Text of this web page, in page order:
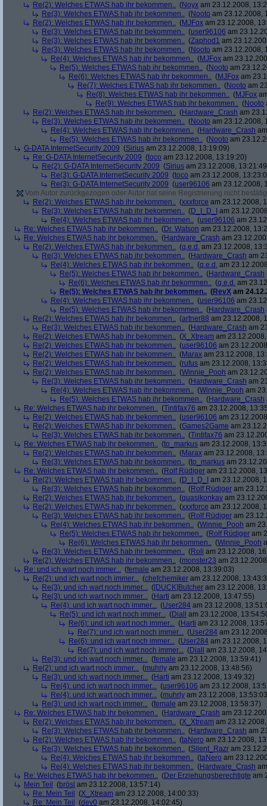
Re(2): Welches ETWAS hab ihr bekommen.. (Noyx am 23.12.2008,
Re(3): Welches ETWAS hab ihr bekommen.. (Nooto am 23.12.2008,
Re(2): Welches ETWAS hab ihr bekommen.. (MJFox am 23.12.2008,
Re(3): Welches ETWAS hab ihr bekommen.. (user96106 am
Re(3): Welches ETWAS hab ihr bekommen.. (Zaphod1 am
Re(3): Welches ETWAS hab ihr bekommen.. (Nooto am 23.12.2008,
Re(4): Welches ETWAS hab ihr bekommen.. (MJFox am
Re(5): Welches ETWAS hab ihr bekommen.. (Nooto am
Re(6): Welches ETWAS hab ihr bekommen.. (MJFox am
Re(7): Welches ETWAS hab ihr bekommen.. (Nooto am
Re(8): Welches ETWAS hab ihr bekommen.. (MJFox
Re(9): Welches ETWAS hab ihr bekommen.. (Nooto
Re(2): Welches ETWAS hab ihr bekommen.. (Hardware_Crash am
Re(3): Welches ETWAS hab ihr bekommen.. (Nooto am 23.12.2008,
Re(4): Welches ETWAS hab ihr bekommen.. (Hardware_Crash
Re(5): Welches ETWAS hab ihr bekommen.. (Nooto am
G-DATA InternetSecurity 2009 (Sirius am 23.12.2008, 13:19:09)
Re: G-DATA InternetSecurity 2009 (toco am 23.12.2008, 13:19:20)
Re(2): G-DATA InternetSecurity 2009 (Sirius am 23.12.2008,
Re(3): G-DATA InternetSecurity 2009 (toco am 23.12.2008,
Re(3): G-DATA InternetSecurity 2009 (user96106 am 23.12.2008,
Vom Autor zurückgezogen oder Autor hat seine Registrierung nicht
Re(2): Welches ETWAS hab ihr bekommen.. (xxxforce am 23.12.2008,
Re(3): Welches ETWAS hab ihr bekommen.. (D_I_D_I
am
Re(4): Welches ETWAS hab ihr bekommen.. (user96106 am
Re: Welches ETWAS hab ihr bekommen.. (Dr. Watson am 23.12.2008,
Re: Welches ETWAS hab ihr bekommen.. (Hardware_Crash am
Re(2): Welches ETWAS hab ihr bekommen.. (q.e.d. am 23.12.2008,
Re(3): Welches ETWAS hab ihr bekommen.. (Hardware_Crash am
Re(4): Welches ETWAS hab ihr bekommen.. (q.e.d. am
Re(5): Welches ETWAS hab ihr bekommen.. (Hardware_Crash
Re(6): Welches ETWAS hab ihr bekommen.. (q.e.d. am
Re(5): Welches ETWAS hab ihr bekommen.. (RevX am
Re(4): Welches ETWAS hab ihr bekommen.. (user96106 am
Re(5): Welches ETWAS hab ihr bekommen.. (Hardware_Crash
Re(2): Welches ETWAS hab ihr bekommen.. (artner88 am 23.12.2008,
Re(3): Welches ETWAS hab ihr bekommen.. (Hardware_Crash am
Re(2): Welches ETWAS hab ihr bekommen.. (X_Xtream am
Re(2): Welches ETWAS hab ihr bekommen.. (user96106 am
Re(2): Welches ETWAS hab ihr bekommen.. (Marax am 23.12.2008,
Re(2): Welches ETWAS hab ihr bekommen.. (rufus am 23.12.2008,
Re(2): Welches ETWAS hab ihr bekommen.. (Winnie_Pooh am
Re(3): Welches ETWAS hab ihr bekommen.. (Hardware_Crash am
Re(4): Welches ETWAS hab ihr bekommen.. (Winnie_Pooh am
Re(5): Welches ETWAS hab ihr bekommen.. (Hardware_Crash
Re: Welches ETWAS hab ihr bekommen.. (Tintifax76 am 23.12.2008,
Re(2): Welches ETWAS hab ihr bekommen.. (user96106 am
Re(2): Welches ETWAS hab ihr bekommen.. (Games2Game am
Re(3): Welches ETWAS hab ihr bekommen.. (Tintifax76 am
Re: Welches ETWAS hab ihr bekommen.. (to_markus am 23.12.2008,
Re(2): Welches ETWAS hab ihr bekommen.. (Marax am 23.12.2008,
Re(3): Welches ETWAS hab ihr bekommen.. (to_markus am
Re: Welches ETWAS hab ihr bekommen.. (Rolf Rüdiger am 23.12.2008,
Re(2): Welches ETWAS hab ihr bekommen.. (D_I_D_I
am 23.12.2008,
Re(3): Welches ETWAS hab ihr bekommen.. (Rolf Rüdiger am
Re(2): Welches ETWAS hab ihr bekommen.. (quasikonkav am
Re(2): Welches ETWAS hab ihr bekommen.. (xxxforce am 23.12.2008,
Re(3): Welches ETWAS hab ihr bekommen.. (Rolf Rüdiger am
Re(4): Welches ETWAS hab ihr bekommen.. (Winnie_Pooh am
Re(5): Welches ETWAS hab ihr bekommen.. (Rolf Rüdiger am
Re(6): Welches ETWAS hab ihr bekommen.. (Winnie_Pooh
Re(3): Welches ETWAS hab ihr bekommen.. (Roli am 23.12.2008,
Re(2): Welches ETWAS hab ihr bekommen.. (monster23 am
Re: und ich wart noch immer... (female am 23.12.2008, 13:39:03)
Re(2): und ich wart noch immer... (chefchemiker am 23.12.2008,
Re(3): und ich wart noch immer... ([DUCK]Butcher am 23.12.2008,
Re(3): und ich wart noch immer... (Harti am 23.12.2008, 13:47:55)
Re(4): und ich wart noch immer... (User284 am 23.12.2008,
Re(5): und ich wart noch immer... (Diall
am 23.12.2008,
Re(6): und ich wart noch immer... (Harti am 23.12.2008,
Re(7): und ich wart noch immer... (User284 am
Re(6): und ich wart noch immer... (User284 am 23.12.2008,
Re(7): und ich wart noch immer... (Diall
am 23.12.2008,
Re(3): und ich wart noch immer... (female am 23.12.2008, 13:59:41)
Re(2): und ich wart noch immer... (muhrly am 23.12.2008, 13:48:56)
Re(3): und ich wart noch immer... (Harti am 23.12.2008, 13:49:32)
Re(4): und ich wart noch immer... (user96106 am 23.12.2008,
Re(4): und ich wart noch immer... (muhrly am 23.12.2008,
Re(3): und ich wart noch immer... (female am 23.12.2008, 13:58:37)
Re: Welches ETWAS hab ihr bekommen.. (Hardware_Crash am
Re(2): Welches ETWAS hab ihr bekommen.. (X_Xtream am
Re(3): Welches ETWAS hab ihr bekommen.. (Hardware_Crash am
Re(2): Welches ETWAS hab ihr bekommen.. (taNero am 23.12.2008,
Re(3): Welches ETWAS hab ihr bekommen.. (Silent_Razr am
Re(4): Welches ETWAS hab ihr bekommen.. (taNero am
Re(4): Welches ETWAS hab ihr bekommen.. (Hardware_Crash
Re: Welches ETWAS hab ihr bekommen.. (Der Erziehungsberechtigte am
Mein Teil
(brösl am 23.12.2008, 13:57:14)
Re: Mein Teil
(X_Xtream am 23.12.2008, 14:00:33)
Re: Mein Teil
(dev0 am 23.12.2008, 14:02:45)